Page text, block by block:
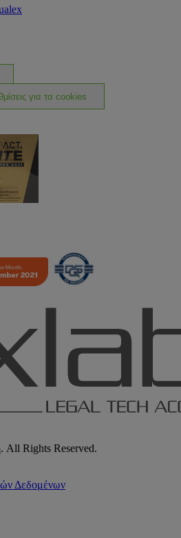
για τα cookies
All Rights Reserved.
Δεδομένων